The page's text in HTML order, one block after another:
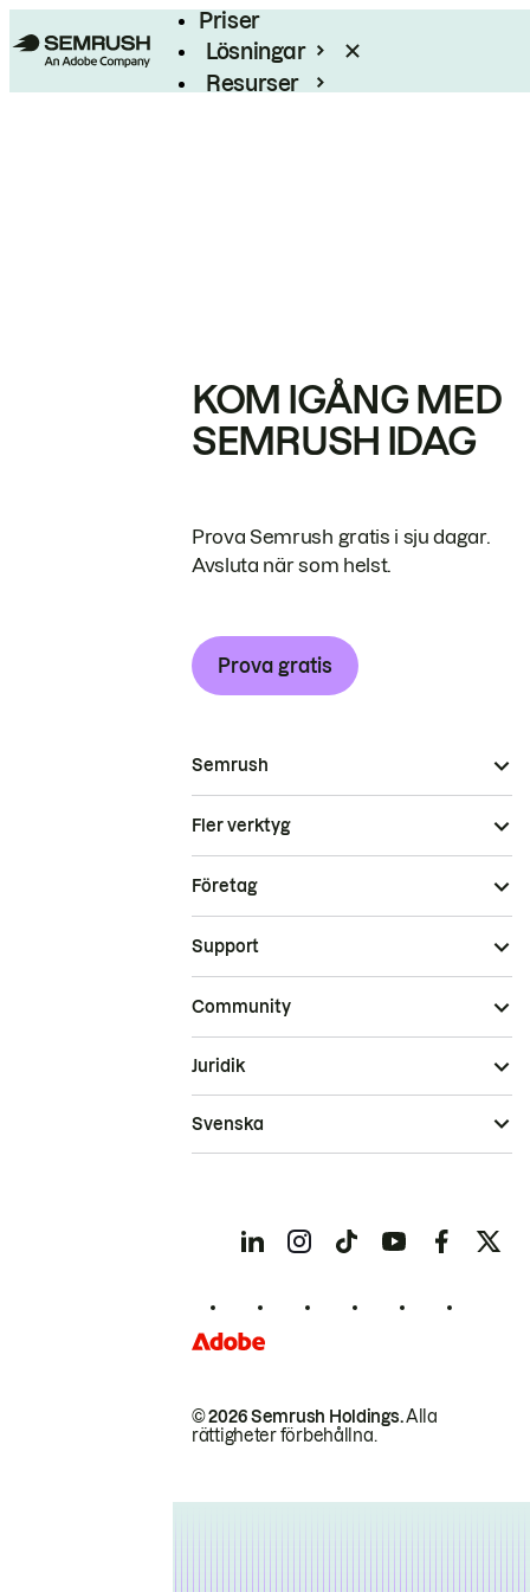
Priser
Lösningar
Resurser
KOM IGÅNG MED
SEMRUSH IDAG
Prova Semrush gratis i sju dagar.
Avsluta när som helst.
Prova gratis
Semrush
Fler verktyg
Företag
Support
Community
© 2026 Semrush Holdings.Alla
rättigheter förbehållna.
Juridik
Svenska